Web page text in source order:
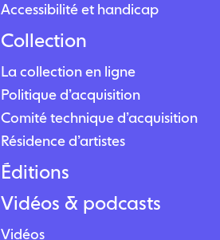
Accessibilité et handicap
Collection
La collection en ligne
Politique d’acquisition
Comité technique d’acquisition
Résidence d’artistes
Éditions
Vidéos & podcasts
Vidéos